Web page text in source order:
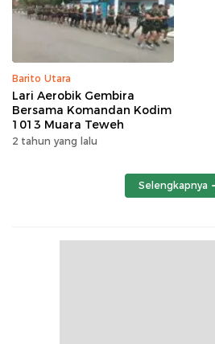
Barito Utara
Lari Aerobik Gembira
Bersama Komandan Kodim
1013 Muara Teweh
2 tahun yang lalu
Selengkapnya